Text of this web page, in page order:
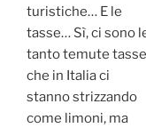
turistiche… E le
tasse… Sì, ci sono
tanto temute tasse
che in Italia ci
stanno strizzando
come limoni, ma